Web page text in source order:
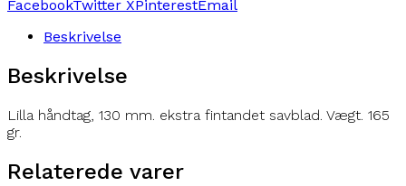
FacebookTwitter XPinterestEmail
Beskrivelse
Beskrivelse
Lilla håndtag, 130 mm. ekstra fintandet savblad. Vægt. 165
gr.
Relaterede varer